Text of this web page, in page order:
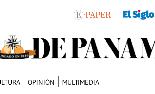
OPINIÓN MULTIMEDIA